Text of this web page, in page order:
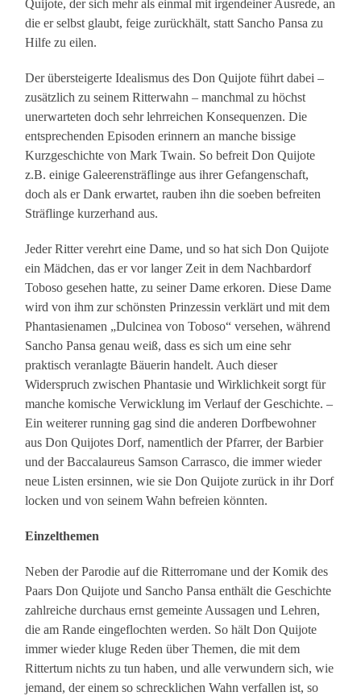
Quijote, der sich mehr als einmal mit irgendeiner Ausrede, an
die er selbst glaubt, feige zurückhält, statt Sancho Pansa zu
Hilfe zu eilen.
Der übersteigerte Idealismus des Don Quijote führt dabei –
zusätzlich zu seinem Ritterwahn – manchmal zu höchst
unerwarteten doch sehr lehrreichen Konsequenzen. Die
entsprechenden Episoden erinnern an manche bissige
Kurzgeschichte von Mark Twain. So befreit Don Quijote
z.B. einige Galeerensträflinge aus ihrer Gefangenschaft,
doch als er Dank erwartet, rauben ihn die soeben befreiten
Sträflinge kurzerhand aus.
Jeder Ritter verehrt eine Dame, und so hat sich Don Quijote
ein Mädchen, das er vor langer Zeit in dem Nachbardorf
Toboso gesehen hatte, zu seiner Dame erkoren. Diese Dame
wird von ihm zur schönsten Prinzessin verklärt und mit dem
Phantasienamen „Dulcinea von Toboso“ versehen, während
Sancho Pansa genau weiß, dass es sich um eine sehr
praktisch veranlagte Bäuerin handelt. Auch dieser
Widerspruch zwischen Phantasie und Wirklichkeit sorgt für
manche komische Verwicklung im Verlauf der Geschichte. –
Ein weiterer running gag sind die anderen Dorfbewohner
aus Don Quijotes Dorf, namentlich der Pfarrer, der Barbier
und der Baccalaureus Samson Carrasco, die immer wieder
neue Listen ersinnen, wie sie Don Quijote zurück in ihr Dorf
locken und von seinem Wahn befreien könnten.
Einzelthemen
Neben der Parodie auf die Ritterromane und der Komik des
Paars Don Quijote und Sancho Pansa enthält die Geschichte
zahlreiche durchaus ernst gemeinte Aussagen und Lehren,
die am Rande eingeflochten werden. So hält Don Quijote
immer wieder kluge Reden über Themen, die mit dem
Rittertum nichts zu tun haben, und alle verwundern sich, wie
jemand, der einem so schrecklichen Wahn verfallen ist, so